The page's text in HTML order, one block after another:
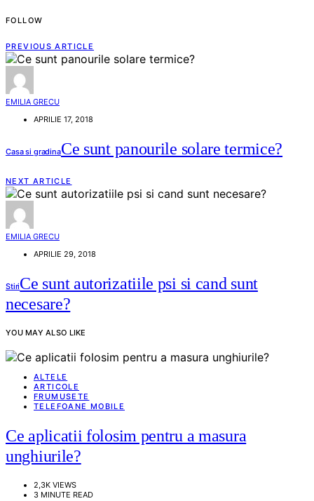
FOLLOW
PREVIOUS ARTICLE
EMILIA GRECU
APRILIE 17, 2018
Casa si gradinaCe sunt panourile solare termice?
NEXT ARTICLE
EMILIA GRECU
APRILIE 29, 2018
StiriCe sunt autorizatiile psi si cand sunt
necesare?
YOU MAY ALSO LIKE
ALTELE
ARTICOLE
FRUMUSETE
TELEFOANE MOBILE
Ce aplicatii folosim pentru a masura
unghiurile?
2,3K VIEWS
3 MINUTE READ